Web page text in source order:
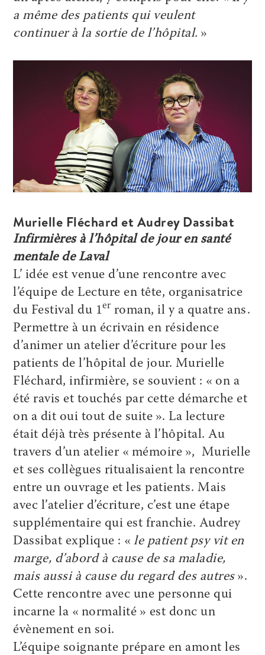
a même des patients qui veulent
continuer à la sortie de l’hôpital. »
Murielle Fléchard et Audrey Dassibat
Infirmières à l’hôpital de jour en santé
mentale de Laval
L’ idée est venue d’une rencontre avec
l’équipe de Lecture en tête, organisatrice
du Festival du 1er roman, il y a quatre ans.
Permettre à un écrivain en résidence
d’animer un atelier d’écriture pour les
patients de l’hôpital de jour. Murielle
Fléchard, infirmière, se souvient : « on a
été ravis et touchés par cette démarche et
on a dit oui tout de suite ». La lecture
était déjà très présente à l’hôpital. Au
travers d’un atelier « mémoire », Murielle
et ses collègues ritualisaient la rencontre
entre un ouvrage et les patients. Mais
avec l’atelier d’écriture, c’est une étape
supplémentaire qui est franchie. Audrey
Dassibat explique : «le patient psy vit en
marge, d’abord à cause de sa maladie,
mais aussi à cause du regard des autres».
Cette rencontre avec une personne qui
incarne la « normalité » est donc un
évènement en soi.
L’équipe soignante prépare en amont les